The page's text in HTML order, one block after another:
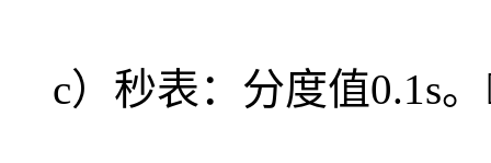
c）秒表：分度值0.1s